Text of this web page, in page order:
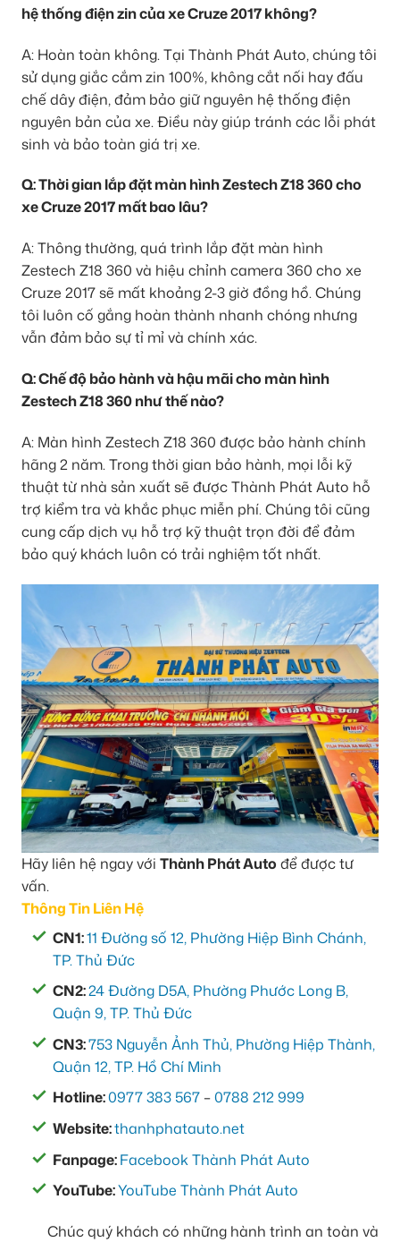
hệ thống điện zin của xe Cruze 2017 không?
A: Hoàn toàn không. Tại Thành Phát Auto, chúng tôi
sử dụng giắc cắm zin 100%, không cắt nối hay đấu
chế dây điện, đảm bảo giữ nguyên hệ thống điện
nguyên bản của xe. Điều này giúp tránh các lỗi phát
sinh và bảo toàn giá trị xe.
Q: Thời gian lắp đặt màn hình Zestech Z18 360 cho
xe Cruze 2017 mất bao lâu?
A: Thông thường, quá trình lắp đặt màn hình
Zestech Z18 360 và hiệu chỉnh camera 360 cho xe
Cruze 2017 sẽ mất khoảng 2-3 giờ đồng hồ. Chúng
tôi luôn cố gắng hoàn thành nhanh chóng nhưng
vẫn đảm bảo sự tỉ mỉ và chính xác.
Q: Chế độ bảo hành và hậu mãi cho màn hình
Zestech Z18 360 như thế nào?
A: Màn hình Zestech Z18 360 được bảo hành chính
hãng 2 năm. Trong thời gian bảo hành, mọi lỗi kỹ
thuật từ nhà sản xuất sẽ được Thành Phát Auto hỗ
trợ kiểm tra và khắc phục miễn phí. Chúng tôi cũng
cung cấp dịch vụ hỗ trợ kỹ thuật trọn đời để đảm
bảo quý khách luôn có trải nghiệm tốt nhất.
Hãy liên hệ ngay với Thành Phát Auto để được tư
vấn.
Thông Tin Liên Hệ
CN1:11 Đường số 12, Phường Hiệp Bình Chánh,
TP. Thủ Đức
CN2:24 Đường D5A, Phường Phước Long B,
Quận 9, TP. Thủ Đức
CN3:753 Nguyễn Ảnh Thủ, Phường Hiệp Thành,
Quận 12, TP. Hồ Chí Minh
Hotline:0977 383 567 –0788 212 999
Website:thanhphatauto.net
Fanpage:Facebook Thành Phát Auto
YouTube:YouTube Thành Phát Auto
Chúc quý khách có những hành trình an toàn và